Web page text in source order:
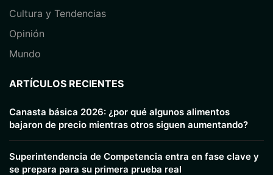
Cultura y Tendencias
Opinión
⁠Mundo
ARTÍCULOS RECIENTES
Canasta básica 2026: ¿por qué algunos alimentos
bajaron de precio mientras otros siguen aumentando?
Superintendencia de Competencia entra en fase clave y
se prepara para su primera prueba real